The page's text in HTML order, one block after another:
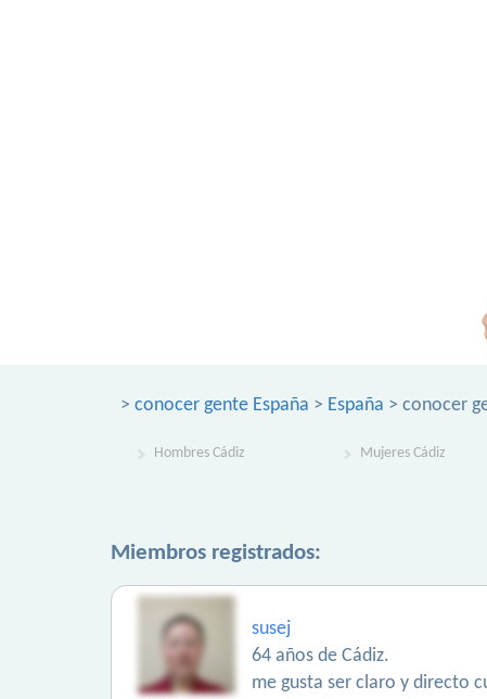
> conocer gente España > España > conocer
Hombres Cádiz Mujeres Cádiz
Miembros registrados:
susej
64 años de Cádiz.
me gusta ser claro y directo